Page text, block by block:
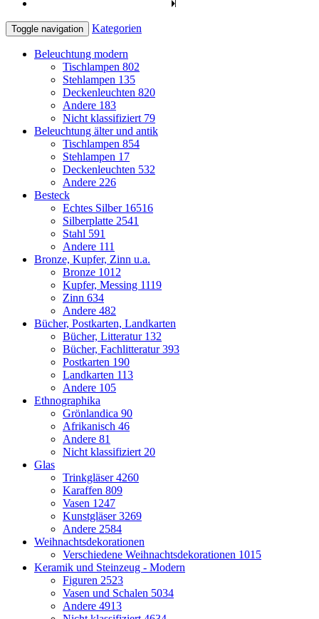
Toggle navigation Kategorien
Beleuchtung modern
Tischlampen 802
Stehlampen 135
Deckenleuchten 820
Andere 183
Nicht klassifiziert 79
Beleuchtung älter und antik
Tischlampen 854
Stehlampen 17
Deckenleuchten 532
Andere 226
Besteck
Echtes Silber 16516
Silberplatte 2541
Stahl 591
Andere 111
Bronze, Kupfer, Zinn u.a.
Bronze 1012
Kupfer, Messing 1119
Zinn 634
Andere 482
Bücher, Postkarten, Landkarten
Bücher, Litteratur 132
Bücher, Fachlitteratur393
Postkarten 190
Landkarten 113
Andere 105
Ethnographika
Grönlandica 90
Afrikanisch 46
Andere 81
Nicht klassifiziert 20
Glas
Trinkgläser4260
Karaffen 809
Vasen 1247
Kunstgläser3269
Andere 2584
Weihnachtsdekorationen
Verschiedene Weihnachtsdekorationen 1015
Keramik und Steinzeug - Modern
Figuren 2523
Vasen und Schalen 5034
Andere 4913